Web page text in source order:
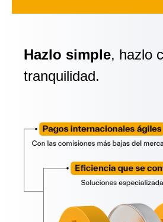
Hazlo simple, hazlo
tranquilidad.